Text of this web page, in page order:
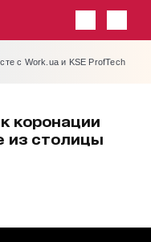
с Work.ua и KSE ProfTech
коронации
из столицы